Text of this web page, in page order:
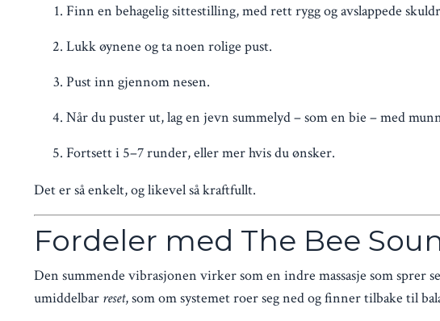
Finn en behagelig sittestilling, med rett rygg og avslappede
Lukk øynene og ta noen rolige pust.
Pust inn gjennom nesen.
Når du puster ut, lag en jevn summelyd – som en bie – med
Fortsett i 5–7 runder, eller mer hvis du ønsker.
Det er så enkelt, og likevel så kraftfullt.
Fordeler med The Bee
Den summende vibrasjonen virker som en indre massasje som sprer
umiddelbar reset, som om systemet roer seg ned og finner tilbake til